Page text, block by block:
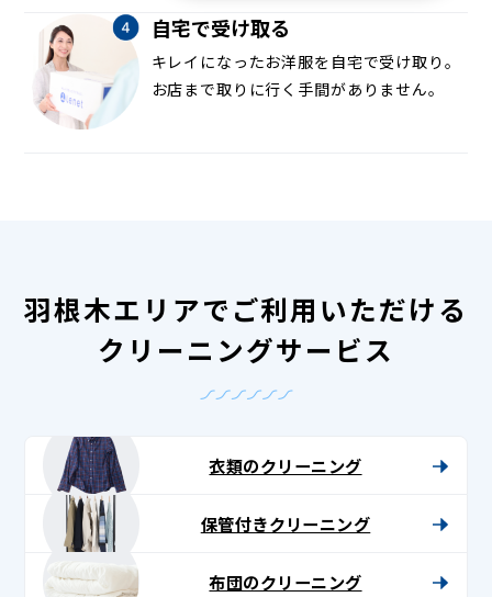
自宅で受け取る
キレイになったお洋服を自宅で受け取り。
お店まで取りに行く手間がありません。
羽根木エリアでご利用いただける
クリーニングサービス
衣類のクリーニング
保管付きクリーニング
布団のクリーニング